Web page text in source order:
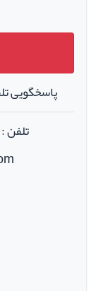
پاسخگویی تلفنی
تلفن : ۰۲۱۳۳۹۱۷۵۸۳ -